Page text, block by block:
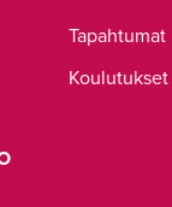
Tapahtumat
Koulutukset